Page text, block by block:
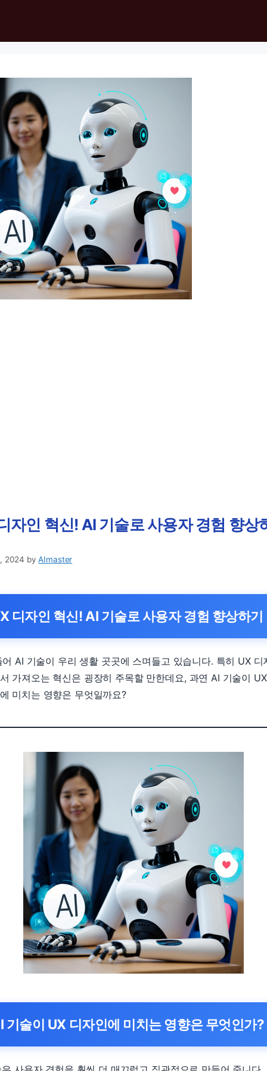
자인 혁신! AI 기술로 사용자 경험 향상
2024 byAImaster
디자인 혁신! AI 기술로 사용자 경험 향상하기
AI 기술이 우리 생활 곳곳에 스며들고 있습니다. 특히 UX 디
가져오는 혁신은 굉장히 주목할 만한데요, 과연 AI 기술이 UX
미치는 영향은 무엇일까요?
기술이 UX 디자인에 미치는 영향은 무엇인가?